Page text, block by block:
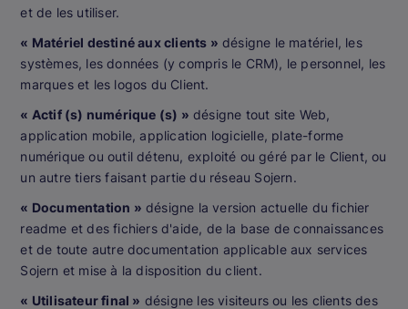
et de les utiliser.
« Matériel destiné aux clients » désigne le matériel, les
systèmes, les données (y compris le CRM), le personnel, les
marques et les logos du Client.
« Actif (s) numérique (s) » désigne tout site Web,
application mobile, application logicielle, plate-forme
numérique ou outil détenu, exploité ou géré par le Client, ou
un autre tiers faisant partie du réseau Sojern.
« Documentation » désigne la version actuelle du fichier
readme et des fichiers d'aide, de la base de connaissances
et de toute autre documentation applicable aux services
Sojern et mise à la disposition du client.
« Utilisateur final » désigne les visiteurs ou les clients des